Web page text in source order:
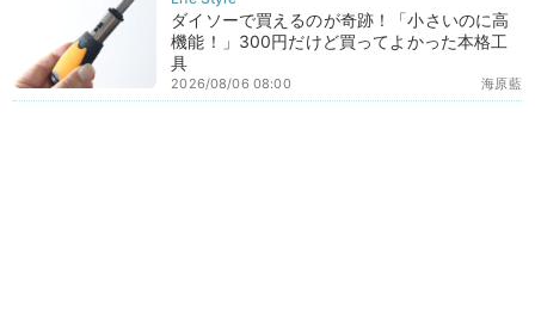
ダイソーで買えるのが奇跡！「小さいのに高
機能！」300円だけど買ってよかった本格工
具
海原藍
2026/08/06 08:00